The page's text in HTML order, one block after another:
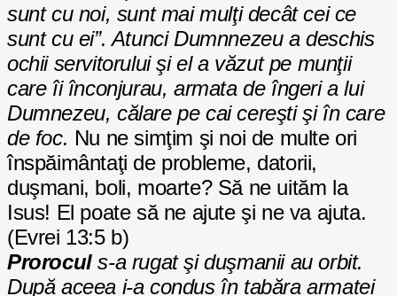
sunt cu noi, sunt mai mulţi decât cei ce
sunt cu ei”. Atunci Dumnnezeu a deschis
ochii servitorului şi el a văzut pe munţii
care îi înconjurau, armata de îngeri a lui
Dumnezeu, călare pe cai cereşti şi în care
de foc. Nu ne simţim şi noi de multe ori
înspăimântaţi de probleme, datorii,
duşmani, boli, moarte? Să ne uităm la
Isus! El poate să ne ajute şi ne va ajuta.
(Evrei 13:5 b)
Proroculs-a rugat şi duşmanii au orbit.
După aceea i-a condus în tabăra armatei